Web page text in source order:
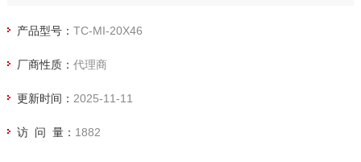
产品型号： TC-MI-20X46
厂商性质： 代理商
更新时间： 2025-11-11
访 问 量： 1882